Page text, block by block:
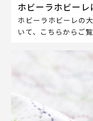
ホビーラホビーレ
ホビーラホビーレの
いて、こちらからご